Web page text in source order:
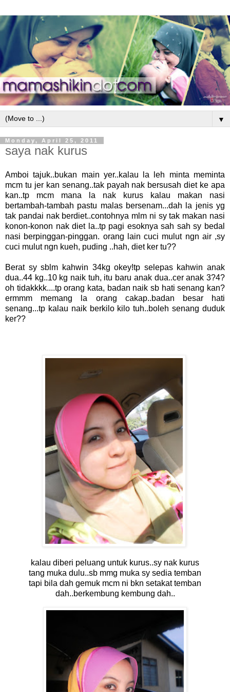
▼
Monday, April 25, 2011
saya nak kurus
Amboi tajuk..bukan main yer..kalau la leh minta meminta
mcm tu jer kan senang..tak payah nak bersusah diet ke apa
kan..tp mcm mana la nak kurus kalau makan nasi
bertambah-tambah pastu malas bersenam...dah la jenis yg
tak pandai nak berdiet..contohnya mlm ni sy tak makan nasi
konon-konon nak diet la..tp pagi esoknya sah sah sy bedal
nasi berpinggan-pinggan. orang lain cuci mulut ngn air ,sy
cuci mulut ngn kueh, puding ..hah, diet ker tu??
Berat sy sblm kahwin 34kg okey!tp selepas kahwin anak
dua..44 kg..10 kg naik tuh, itu baru anak dua..cer anak 3?4?
oh tidakkkk....tp orang kata, badan naik sb hati senang kan?
ermmm memang la orang cakap..badan besar hati
senang...tp kalau naik berkilo kilo tuh..boleh senang duduk
ker??
kalau diberi peluang untuk kurus..sy nak kurus
tang muka dulu..sb mmg muka sy sedia temban
tapi bila dah gemuk mcm ni bkn setakat temban
dah..berkembung kembung dah..